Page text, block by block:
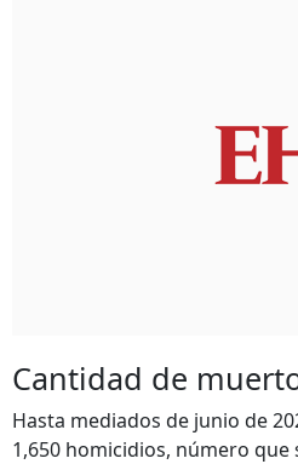
Cantidad de
Hasta mediados de junio de
1,650 homicidios, número que